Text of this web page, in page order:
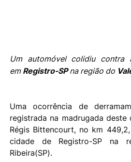
Um automóvel colidiu contra
em Registro-SPna região do
Uma ocorrência de
registrada na madrugada deste
Régis Bittencourt, no km
cidade de Registro-SP na
Ribeira(SP).